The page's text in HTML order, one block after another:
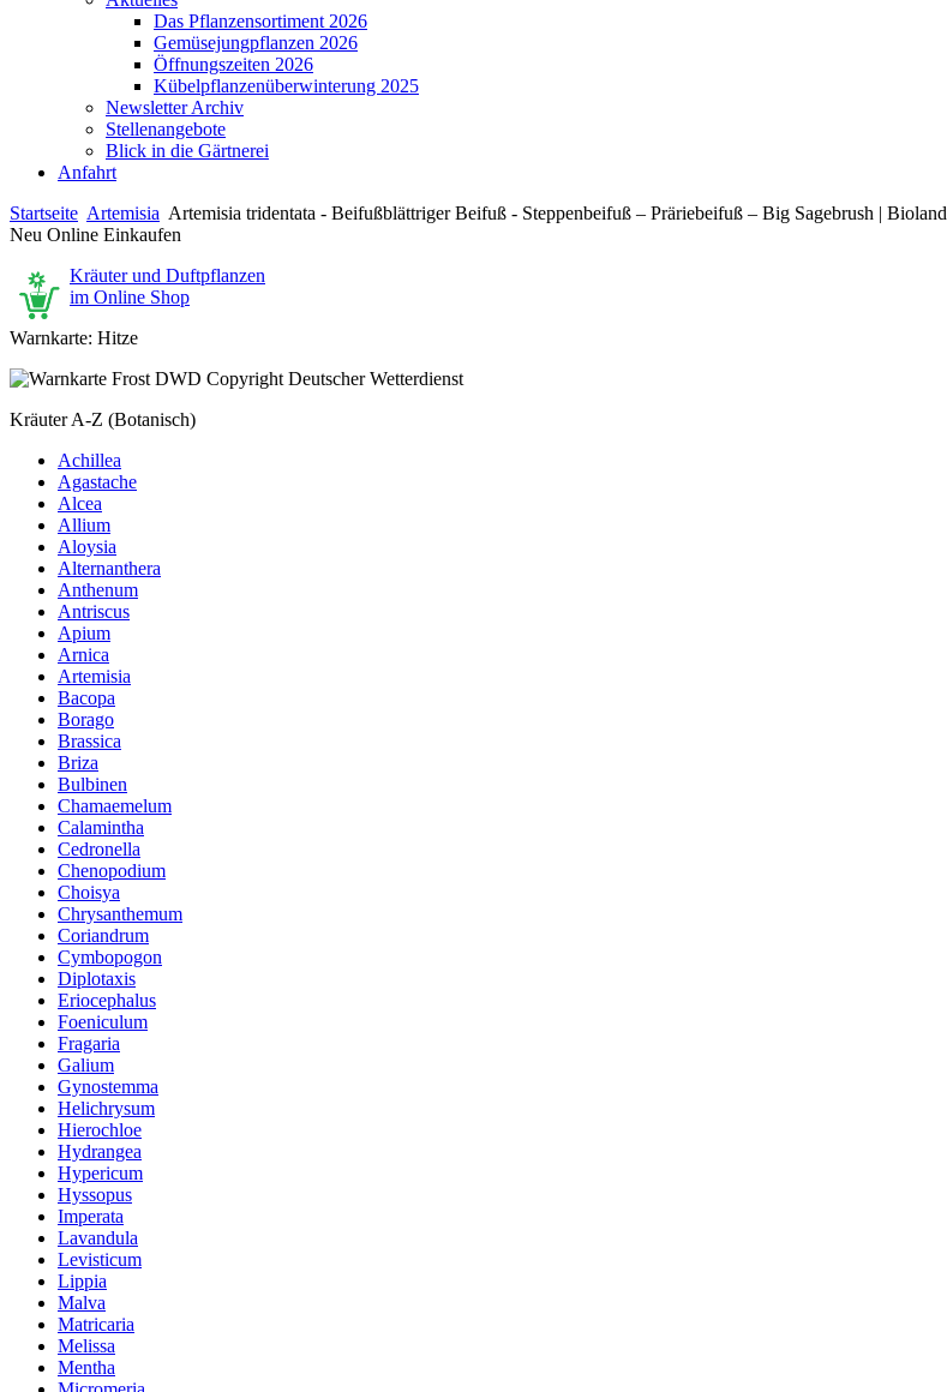
Das Pflanzensortiment 2026
Gemüsejungpflanzen 2026
Öffnungszeiten 2026
Kübelpflanzenüberwinterung 2025
Newsletter Archiv
Stellenangebote
Blick in die Gärtnerei
Anfahrt
Startseite Artemisia Artemisia tridentata - Beifußblättriger Beifuß - Steppenbeifuß – Präriebeifuß – Big Sagebrush | Bioland
Neu Online Einkaufen
Kräuter und Duftpflanzen
im Online Shop
Warnkarte: Hitze
Kräuter A-Z (Botanisch)
Achillea
Agastache
Alcea
Allium
Aloysia
Alternanthera
Anthenum
Antriscus
Apium
Arnica
Artemisia
Bacopa
Borago
Brassica
Briza
Bulbinen
Chamaemelum
Calamintha
Cedronella
Chenopodium
Choisya
Chrysanthemum
Coriandrum
Cymbopogon
Diplotaxis
Eriocephalus
Foeniculum
Fragaria
Galium
Gynostemma
Helichrysum
Hierochloe
Hydrangea
Hypericum
Hyssopus
Imperata
Lavandula
Levisticum
Lippia
Malva
Matricaria
Melissa
Mentha